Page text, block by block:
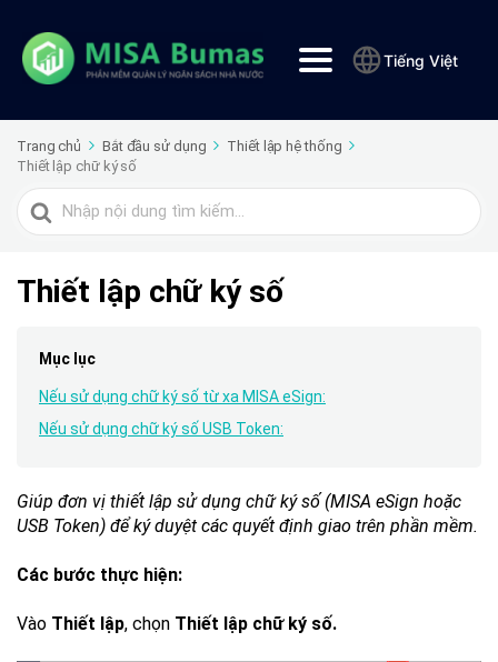
Tiếng Việt
Trang chủ Bắt đầu sử dụng
Thiết lập hệ thống
Thiết lập chữ ký số
Tìm
kiếm
Thiết lập chữ ký số
Mục lục
Nếu sử dụng chữ ký số từ xa MISA eSign:
Nếu sử dụng chữ ký số USB Token:
Giúp đơn vị thiết lập sử dụng chữ ký số (MISA eSign hoặc
USB Token) để ký duyệt các quyết định giao trên phần mềm.
Các bước thực hiện:
Vào Thiết lập, chọn Thiết lập chữ ký số.